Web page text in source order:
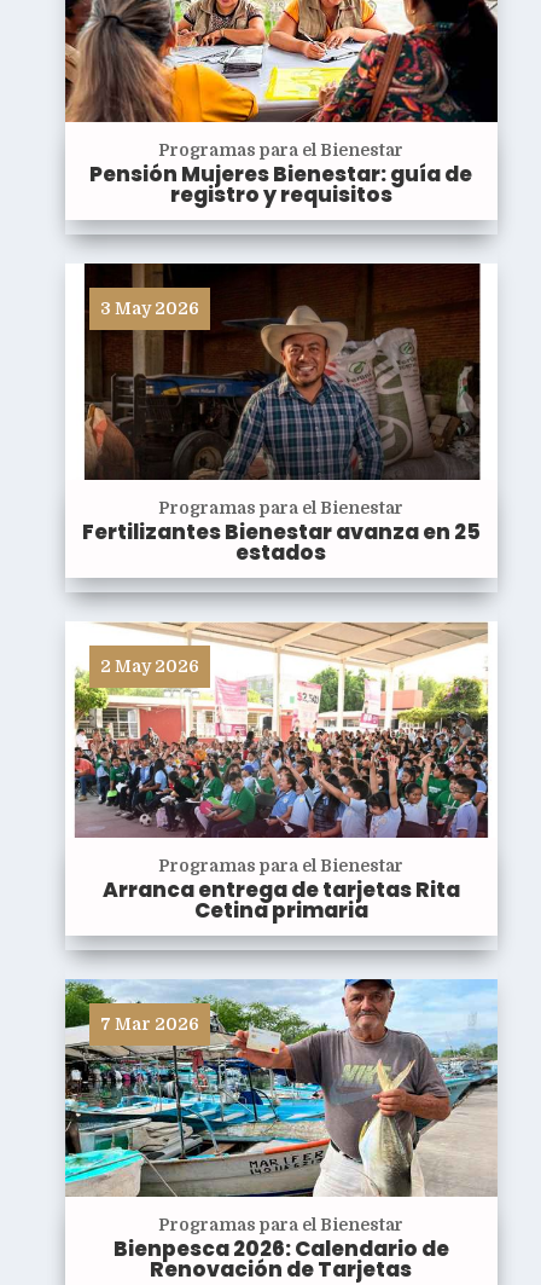
Programas para el Bienestar
Pensión Mujeres Bienestar: guía de
registro y requisitos
3 May 2026
Programas para el Bienestar
Fertilizantes Bienestar avanza en 25
estados
2 May 2026
Programas para el Bienestar
Arranca entrega de tarjetas Rita
Cetina primaria
7 Mar 2026
Programas para el Bienestar
Bienpesca 2026: Calendario de
Renovación de Tarjetas